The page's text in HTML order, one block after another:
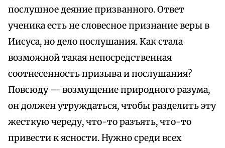
послушное деяние призванного. Ответ
ученика есть не словесное признание веры в
Иисуса, но дело послушания. Как стала
возможной такая непосредственная
соотнесенность призыва и послушания?
Повсюду — возмущение природного разума,
он должен утруждаться, чтобы разделить эту
жесткую череду, что-то разъять, что-то
привести к ясности. Нужно среди всех